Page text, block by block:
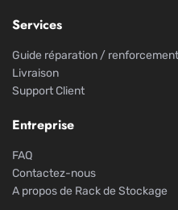
Services
Guide réparation /
Livraison
Support Client
Entreprise
FAQ
Contactez-nous
A propos de Rack de Stockage